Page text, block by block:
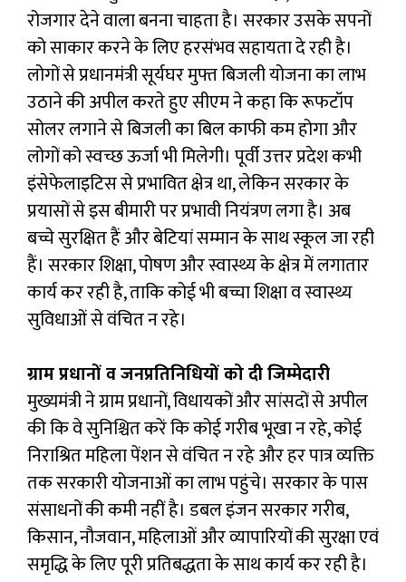
रोजगार देने वाला बनना चाहता है। सरकार उसके सपनों
को साकार करने के लिए हरसंभव सहायता दे रही है।
लोगों से प्रधानमंत्री सूर्यघर मुफ्त बिजली योजना का लाभ
उठाने की अपील करते हुए सीएम ने कहा कि रूफटॉप
सोलर लगाने से बिजली का बिल काफी कम होगा और
लोगों को स्वच्छ ऊर्जा भी मिलेगी। पूर्वी उत्तर प्रदेश कभी
इंसेफेलाइटिस से प्रभावित क्षेत्र था, लेकिन सरकार के
प्रयासों से इस बीमारी पर प्रभावी नियंत्रण लगा है। अब
बच्चे सुरक्षित हैं और बेटियां सम्मान के साथ स्कूल जा रही
हैं। सरकार शिक्षा, पोषण और स्वास्थ्य के क्षेत्र में लगातार
कार्य कर रही है, ताकि कोई भी बच्चा शिक्षा व स्वास्थ्य
सुविधाओं से वंचित न रहे।
ग्राम प्रधानों व जनप्रतिनिधियों को दी जिम्मेदारी
मुख्यमंत्री ने ग्राम प्रधानों, विधायकों और सांसदों से अपील
की कि वे सुनिश्चित करें कि कोई गरीब भूखा न रहे, कोई
निराश्रित महिला पेंशन से वंचित न रहे और हर पात्र व्यक्ति
तक सरकारी योजनाओं का लाभ पहुंचे। सरकार के पास
संसाधनों की कमी नहीं है। डबल इंजन सरकार गरीब,
किसान, नौजवान, महिलाओं और व्यापारियों की सुरक्षा एवं
समृद्धि के लिए पूरी प्रतिबद्धता के साथ कार्य कर रही है।